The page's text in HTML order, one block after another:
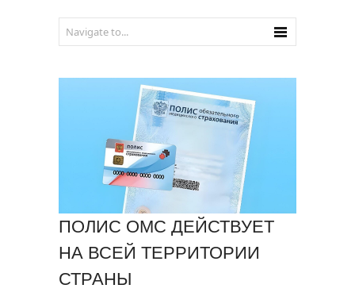
ПОЛИС ОМС ДЕЙСТВУЕТ
НА ВСЕЙ ТЕРРИТОРИИ
СТРАНЫ